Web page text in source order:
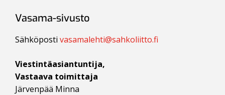
Vasama-sivusto
Sähköpostivasamalehti@sahkoliitto.fi
Viestintäasiantuntija,
Vastaava toimittaja
Järvenpää Minna